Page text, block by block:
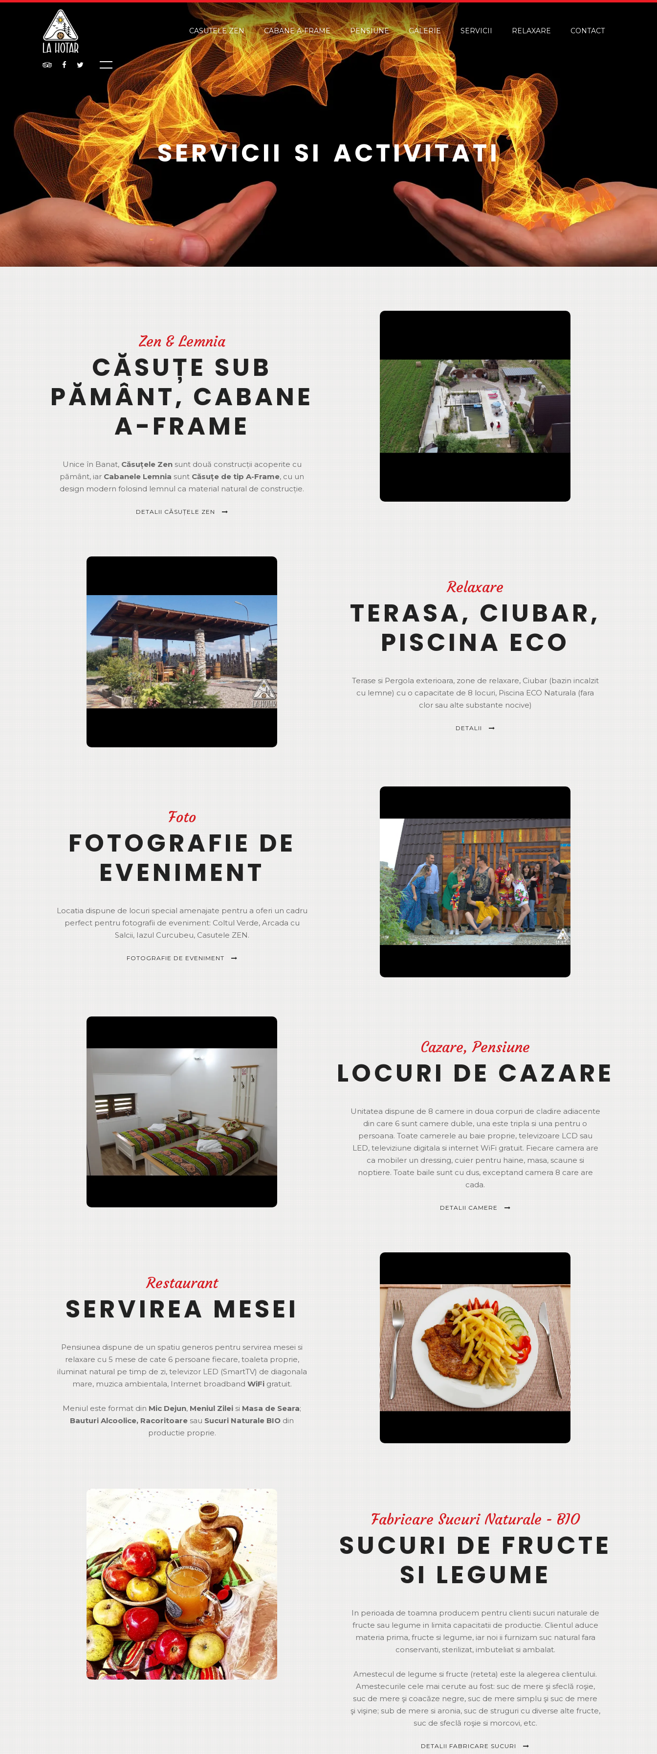
CASUTELE ZEN CABANE A-FRAME PENSIUNE GALERIE SERVICII RELAXARE CONTACT
SERVICII SI ACTIVITATI
Zen & Lemnia
CĂSUȚE SUB
PĂMÂNT, CABANE
A-FRAME
Unice în Banat, Căsuțele Zensunt două construcții acoperite cu
pământ, iar Cabanele Lemnia sunt Căsuțe de tip A-Frame, cu un
design modern folosind lemnul ca material natural de construcție.
DETALII CĂSUȚELE ZEN
Relaxare
TERASA, CIUBAR,
PISCINA ECO
Terase si Pergola exterioara, zone de relaxare, Ciubar (bazin incalzit
cu lemne) cu o capacitate de 8 locuri, Piscina ECO Naturala (fara
clor sau alte substante nocive)
DETALII
Foto
FOTOGRAFIE DE
EVENIMENT
Locatia dispune de locuri special amenajate pentru a oferi un cadru
perfect pentru fotografii de eveniment: Coltul Verde, Arcada cu
Salcii, Iazul Curcubeu, Casutele ZEN.
FOTOGRAFIE DE EVENIMENT
Cazare, Pensiune
LOCURI DE CAZARE
Unitatea dispune de 8 camere in doua corpuri de cladire adiacente
din care 6 sunt camere duble, una este tripla si una pentru o
persoana. Toate camerele au baie proprie, televizoare LCD sau
LED, televiziune digitala si internet WiFi gratuit. Fiecare camera are
ca mobiler un dressing, cuier pentru haine, masa, scaune si
noptiere. Toate baile sunt cu dus, exceptand camera 8 care are
cada.
DETALII CAMERE
Restaurant
SERVIREA MESEI
Pensiunea dispune de un spatiu generos pentru servirea mesei si
relaxare cu 5 mese de cate 6 persoane fiecare, toaleta proprie,
iluminat natural pe timp de zi, televizor LED (SmartTV) de diagonala
mare, muzica ambientala, Internet broadband WiFigratuit.
Meniul este format din Mic Dejun, Meniul Zilei si Masa de Seara;
Bauturi Alcoolice, Racoritoare sau Sucuri Naturale BIO din
productie proprie.
Fabricare Sucuri Naturale - BIO
SUCURI DE FRUCTE
SI LEGUME
In perioada de toamna producem pentru clienti sucuri naturale de
fructe sau legume in limita capacitatii de productie. Clientul aduce
materia prima, fructe si legume, iar noi ii furnizam suc natural fara
conservanti, sterilizat, imbuteliat si ambalat.
Amestecul de legume si fructe (reteta) este la alegerea clientului.
Amestecurile cele mai cerute au fost: suc de mere şi sfeclă roşie,
suc de mere şi coacăze negre, suc de mere simplu şi suc de mere
şi vişine; sub de mere si aronia, suc de struguri cu diverse alte fructe,
suc de sfeclă roşie si morcovi, etc.
DETALII FABRICARE SUCURI